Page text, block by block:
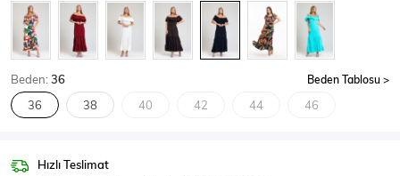
Atlet Crop & Büstiyer
SPOR GİYİM
Beden:36 Beden Tablosu
36 38 40 42 44 46
Hızlı Teslimat